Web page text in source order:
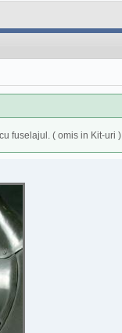
fuselajul. ( omis in Kit-uri )